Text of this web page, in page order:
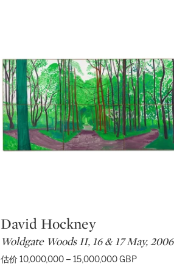
Type: lot
David Hockney
Woldgate Woods II, 16 & 17 May, 2006
估价 10,000,000 – 15,000,000 GBP